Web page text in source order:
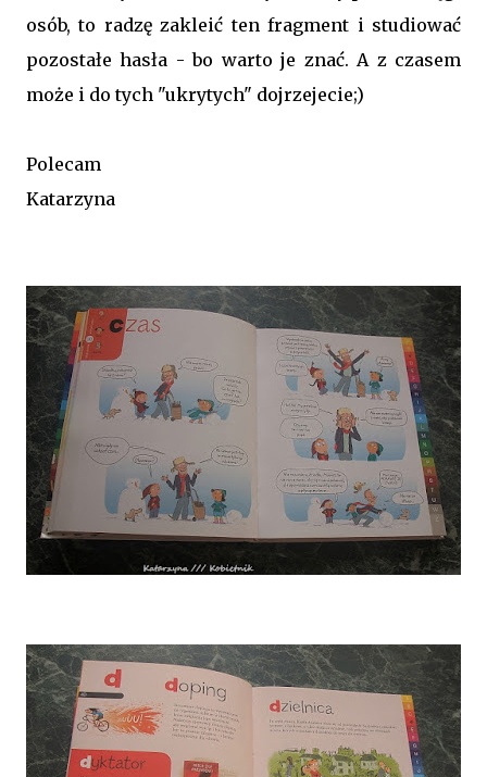
osób, to radzę zakleić ten fragment i studiować
pozostałe hasła - bo warto je znać. A z czasem
może i do tych "ukrytych" dojrzejecie;)
Polecam
Katarzyna